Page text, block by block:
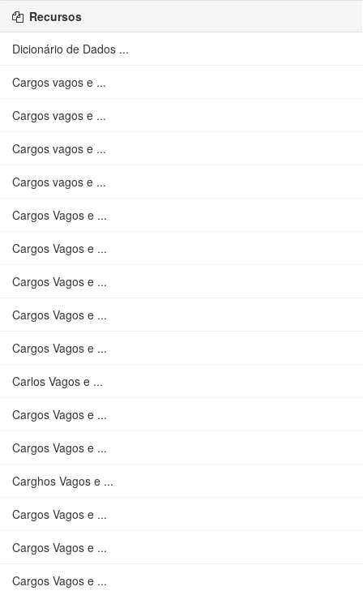
Recursos
Dicionário de Dados ...
Cargos vagos e ...
Cargos vagos e ...
Cargos vagos e ...
Cargos vagos e ...
Cargos Vagos e ...
Cargos Vagos e ...
Cargos Vagos e ...
Cargos Vagos e ...
Cargos Vagos e ...
Carlos Vagos e ...
Cargos Vagos e ...
Cargos Vagos e ...
Carghos Vagos e ...
Cargos Vagos e ...
Cargos Vagos e ...
Cargos Vagos e ...